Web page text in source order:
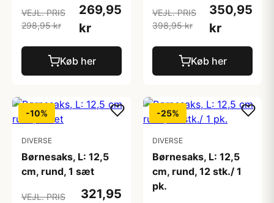
VEJL. PRIS
298,95 kr
269,95
kr
Køb her
VEJL. PRIS
398,95 kr
350,95
kr
Køb her
-10%
DIVERSE
Børnesaks, L: 12,5
cm, rund, 1 sæt
VEJL. PRIS
321,95
-25%
DIVERSE
Børnesaks, L: 12,5
cm, rund, 12 stk./ 1
pk.